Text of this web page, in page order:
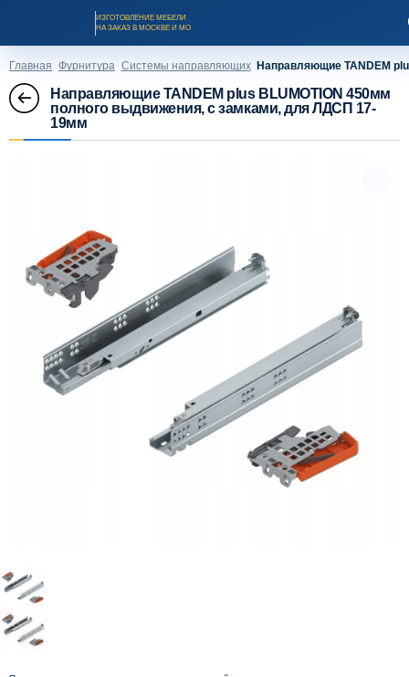
ИЗГОТОВЛЕНИЕ МЕБЕЛИ
НА ЗАКАЗ В МОСКВЕ И МО
Каталог мебели на заказ
О компании
Оплата и доставка
Рассрочка и кредит
Видеоотзывы
Главная Фурнитура Системы направляющих Направляющие TANDEM
Направляющие TANDEM plus BLUMOTION 450мм
полного выдвижения, с замками, для ЛДСП 17-
19мм